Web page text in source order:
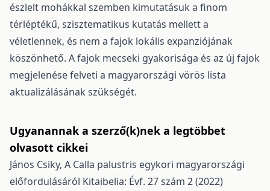
észlelt mohákkal szemben kimutatásuk a finom
térléptékű, szisztematikus kutatás mellett a
véletlennek, és nem a fajok lokális expanziójának
köszönhető. A fajok mecseki gyakorisága és az új fajok
megjelenése felveti a magyarországi vörös lista
aktualizálásának szükségét.
Ugyanannak a szerző(k)nek a legtöbbet
olvasott cikkei
János Csiky, A Calla palustris egykori magyarországi
előfordulásáról Kitaibelia: Évf. 27 szám 2 (2022)